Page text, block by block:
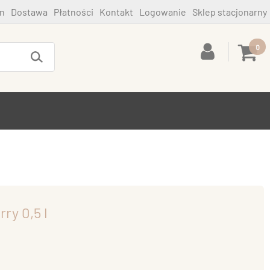
Dostawa Płatności Kontakt Logowanie Sklep stacjonarny
0
0,5 l